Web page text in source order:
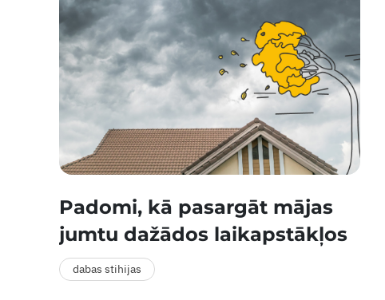
Padomi, kā pasargāt mājas
jumtu dažādos laikapstākļos
dabas stihijas